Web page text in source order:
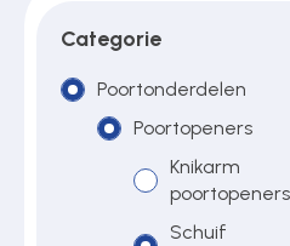
Poortonderdelen
Pulsgevers
Categorie
Poortonderdelen
Poortopeners
Knikarm
poortopeners
Schuif